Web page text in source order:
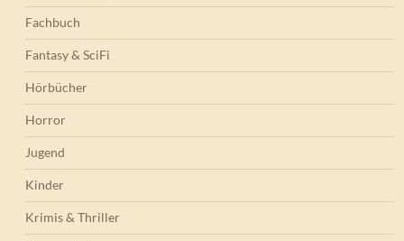
Fachbuch
Fantasy & SciFi
Hörbücher
Horror
Jugend
Kinder
Krimis & Thriller